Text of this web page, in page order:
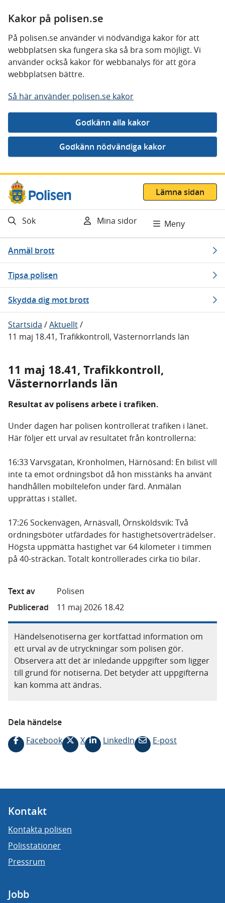
Kakor på polisen.se
På polisen.se använder vi nödvändiga kakor för att
webbplatsen ska fungera ska så bra som möjligt. Vi
använder också kakor för webbanalys för att göra
webbplatsen bättre.
Så här använder polisen.se kakor
Gå direkt till innehåll
Lämna sidan
Sök Mina sidor Meny
Anmäl brott
Tipsa polisen
Skydda dig mot brott
Startsida /Aktuellt/
11 maj 18.41, Trafikkontroll, Västernorrlands län
11 maj 18.41, Trafikkontroll,
Västernorrlands län
Resultat av polisens arbete i trafiken.
Under dagen har polisen kontrollerat trafiken i länet.
Här följer ett urval av resultatet från kontrollerna:
16:33 Varvsgatan, Kronholmen, Härnösand: En bilist vill
inte ta emot ordningsbot då hon misstänks ha använt
handhållen mobiltelefon under färd. Anmälan
upprättas i stället.
17:26 Sockenvägen, Arnäsvall, Örnsköldsvik: Två
ordningsböter utfärdades för hastighetsöverträdelser.
Högsta uppmätta hastighet var 64 kilometer i timmen
på 40-sträckan. Totalt kontrollerades cirka tio bilar.
Text av
Polisen
Publicerad
11 maj 2026 18.42
Händelsenotiserna ger kortfattad information om
ett urval av de utryckningar som polisen gör.
Observera att det är inledande uppgifter som ligger
till grund för notiserna. Det betyder att uppgifterna
kan komma att ändras.
Dela händelse
Facebook
X LinkedIn E-post
Kontakt
Kontakta polisen
Polisstationer
Pressrum
Jobb